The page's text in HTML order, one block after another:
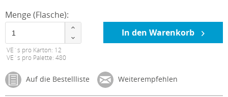
Menge (Flasche):
VE´s pro Karton: 12
VE´s pro Palette: 480
In den Warenkorb
Auf die Bestellliste Weiterempfehlen